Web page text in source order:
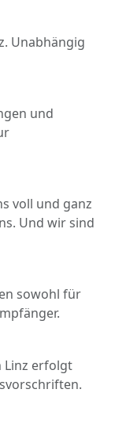
Linz erfolgt
sowohl für
Unabhängig
und
voll und ganz
Und wir sind